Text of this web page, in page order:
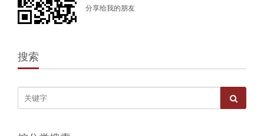
分享给我的朋友
搜索